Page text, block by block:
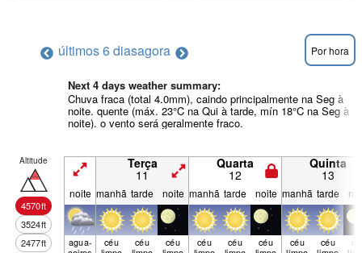
últimos 6 diasagora Por hora
Next 4 days weather summary:
Chuva fraca (total 4.0mm), caindo principalmente na Seg à
noite. quente (máx. 23°C na Qui à tarde, mín 18°C na Seg à
noite). o vento será geralmente fraco.
Altitude
4570ft
3524ft
2477ft
Terça
11
Quarta
12
Quinta
13
noite manhã tarde noite manhã tarde noite manhã tarde
agua­ céu céu céu céu céu céu céu céu